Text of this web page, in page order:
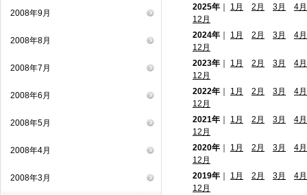
2008年9月
2008年8月
2008年7月
2008年6月
2008年5月
2008年4月
2008年3月
2025年
1月 2月 3月
4月
12月
2024年
1月 2月 3月
4月
12月
2023年
1月 2月 3月
4月
12月
2022年
1月 2月 3月
4月
12月
2021年
1月 2月 3月
4月
12月
2020年
1月 2月 3月
4月
12月
2019年
1月 2月 3月
4月
12月